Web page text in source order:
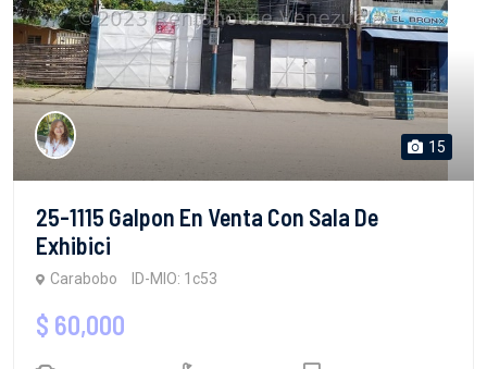
15
25-1115 Galpon En Venta Con Sala De
Exhibici
Carabobo ID-MIO: 1c53
$ 60,000